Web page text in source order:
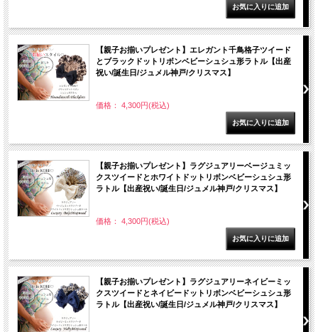
【親子お揃いプレゼント】エレガント千鳥格子ツイード
とブラックドットリボンベビーシュシュ形ラトル【出産
祝い/誕生日/ジュメル神戸/クリスマス】
価格： 4,300円(税込)
【親子お揃いプレゼント】ラグジュアリーベージュミッ
クスツイードとホワイトドットリボンベビーシュシュ形
ラトル【出産祝い/誕生日/ジュメル神戸/クリスマス】
価格： 4,300円(税込)
【親子お揃いプレゼント】ラグジュアリーネイビーミッ
クスツイードとネイビードットリボンベビーシュシュ形
ラトル【出産祝い/誕生日/ジュメル神戸/クリスマス】